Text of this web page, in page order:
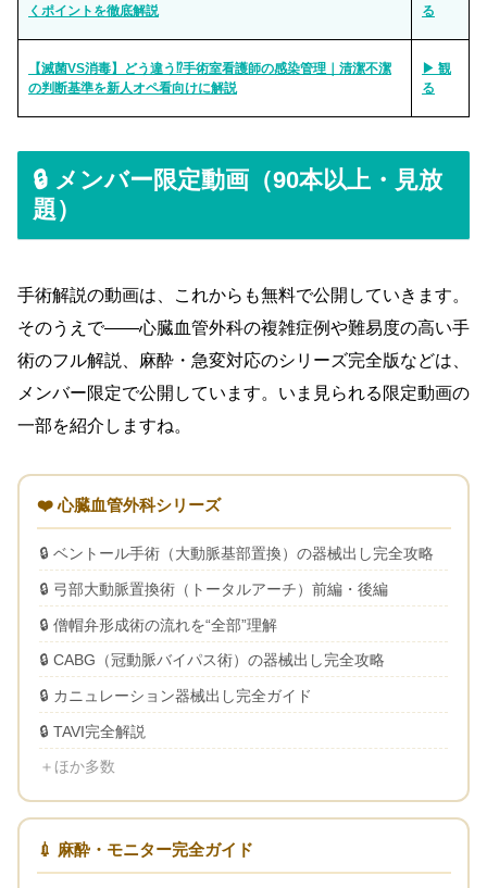
くポイントを徹底解説
る
【滅菌VS消毒】どう違う⁉︎手術室看護師の感染管理｜清潔不潔
の判断基準を新人オペ看向けに解説
▶ 観
る
🔒 メンバー限定動画（90本以上・見放
題）
手術解説の動画は、これからも無料で公開していきます。
そのうえで——心臓血管外科の複雑症例や難易度の高い手
術のフル解説、麻酔・急変対応のシリーズ完全版などは、
メンバー限定で公開しています。いま見られる限定動画の
一部を紹介しますね。
❤️ 心臓血管外科シリーズ
ベントール手術（大動脈基部置換）の器械出し完全攻略
弓部大動脈置換術（トータルアーチ）前編・後編
僧帽弁形成術の流れを“全部”理解
CABG（冠動脈バイパス術）の器械出し完全攻略
カニュレーション器械出し完全ガイド
TAVI完全解説
＋ほか多数
💉 麻酔・モニター完全ガイド